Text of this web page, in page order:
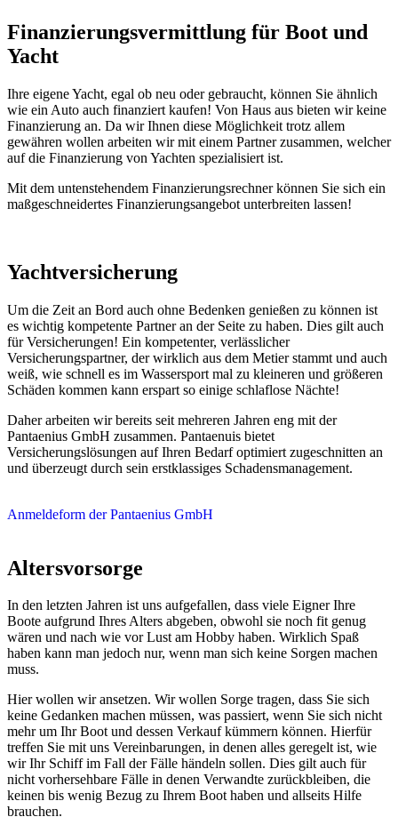
Finanzierungsvermittlung für Boot und
Yacht
Ihre eigene Yacht, egal ob neu oder gebraucht, können Sie ähnlich
wie ein Auto auch finanziert kaufen! Von Haus aus bieten wir keine
Finanzierung an. Da wir Ihnen diese Möglichkeit trotz allem
gewähren wollen arbeiten wir mit einem Partner zusammen, welcher
auf die Finanzierung von Yachten spezialisiert ist.
Mit dem untenstehendem Finanzierungsrechner können Sie sich ein
maßgeschneidertes Finanzierungsangebot unterbreiten lassen!
Yachtversicherung
Um die Zeit an Bord auch ohne Bedenken genießen zu können ist
es wichtig kompetente Partner an der Seite zu haben. Dies gilt auch
für Versicherungen! Ein kompetenter, verlässlicher
Versicherungspartner, der wirklich aus dem Metier stammt und auch
weiß, wie schnell es im Wassersport mal zu kleineren und größeren
Schäden kommen kann erspart so einige schlaflose Nächte!
Daher arbeiten wir bereits seit mehreren Jahren eng mit der
Pantaenius GmbH zusammen. Pantaenuis bietet
Versicherungslösungen auf Ihren Bedarf optimiert zugeschnitten an
und überzeugt durch sein erstklassiges Schadensmanagement.
Anmeldeform der Pantaenius GmbH
Altersvorsorge
In den letzten Jahren ist uns aufgefallen, dass viele Eigner Ihre
Boote aufgrund Ihres Alters abgeben, obwohl sie noch fit genug
wären und nach wie vor Lust am Hobby haben. Wirklich Spaß
haben kann man jedoch nur, wenn man sich keine Sorgen machen
muss.
Hier wollen wir ansetzen. Wir wollen Sorge tragen, dass Sie sich
keine Gedanken machen müssen, was passiert, wenn Sie sich nicht
mehr um Ihr Boot und dessen Verkauf kümmern können. Hierfür
treffen Sie mit uns Vereinbarungen, in denen alles geregelt ist, wie
wir Ihr Schiff im Fall der Fälle händeln sollen. Dies gilt auch für
nicht vorhersehbare Fälle in denen Verwandte zurückbleiben, die
keinen bis wenig Bezug zu Ihrem Boot haben und allseits Hilfe
brauchen.